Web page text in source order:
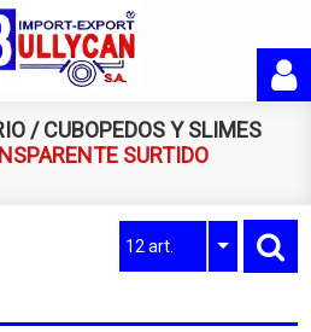
/CUBOPEDOS Y SLIMES
SURTIDO
12 art.